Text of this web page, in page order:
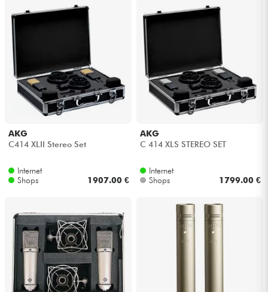
AKG
C414 XLII Stereo Set
Internet
Shops
1907.00 €
AKG
C 414 XLS STEREO SET
Internet
Shops
1799.00 €